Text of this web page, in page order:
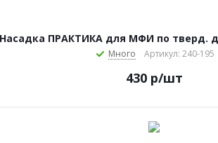
Насадка ПРАКТИКА для МФИ по тверд.
Много Артикул: 240-195
430р/шт